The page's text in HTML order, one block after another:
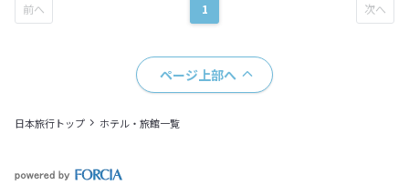
1
ページ上部へ
日本旅行トップ ホテル・旅館一覧